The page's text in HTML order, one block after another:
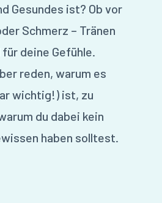
Gesundes ist? Ob vor
Schmerz – Tränen
deine Gefühle.
reden, warum es
wichtig!) ist, zu
du dabei kein
haben solltest.